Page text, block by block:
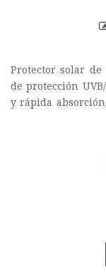
Protector solar
de protección
y rápida
daños
contaminantes